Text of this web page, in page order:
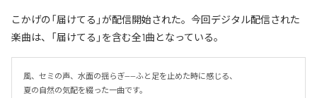
こかげの「届けてる」が配信開始された。今回デジタル配信された
楽曲は、「届けてる」を含む全1曲となっている。
風、セミの声、水面の揺らぎ——ふと足を止めた時に感じる、
夏の自然の気配を綴った一曲です。